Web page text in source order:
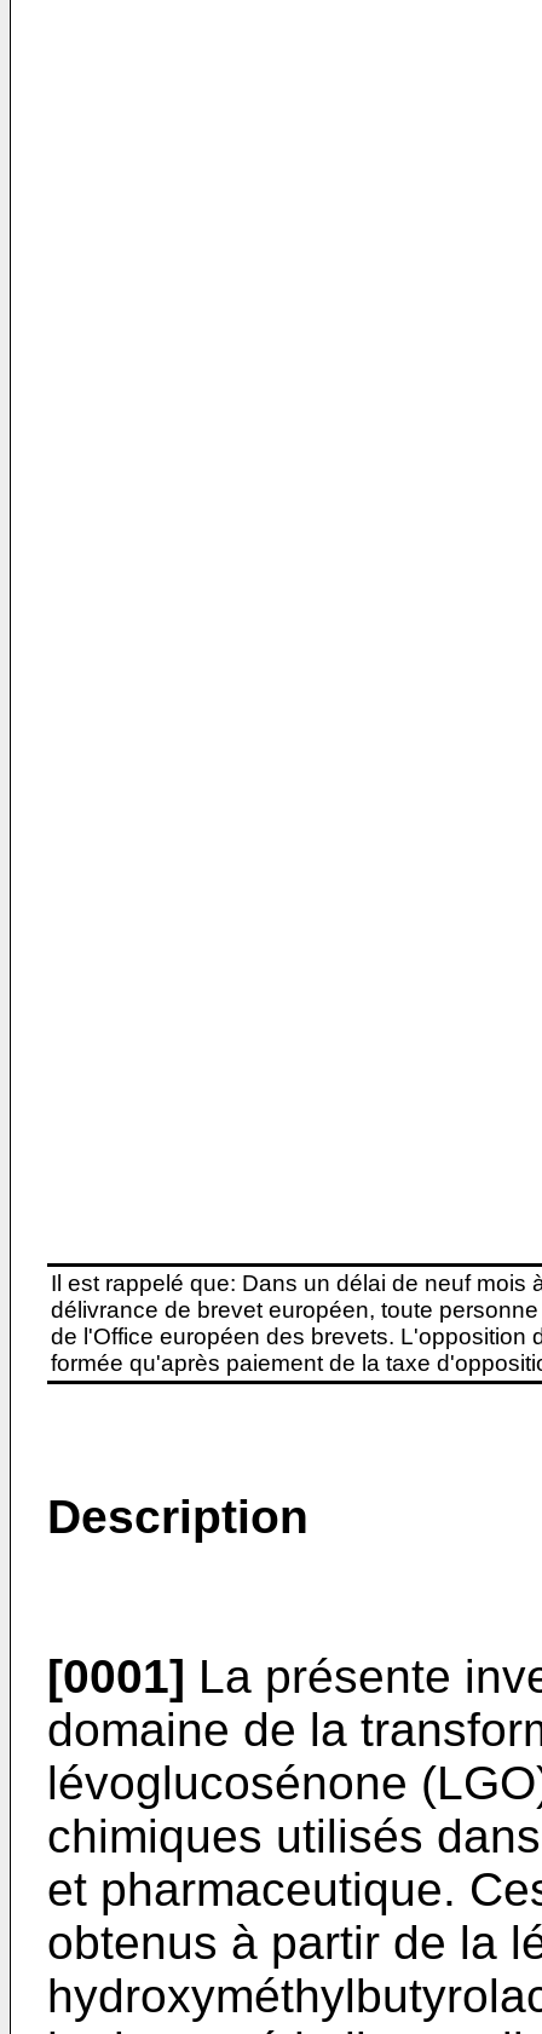
Il est rappelé que: Dans un délai de neuf
délivrance de brevet européen, toute
de l'Office européen des brevets. L'opposition
formée qu'après paiement de la taxe
Description
[0001] La présente
domaine de la
lévoglucosénone
chimiques utilisés
et pharmaceutique.
obtenus à partir de la